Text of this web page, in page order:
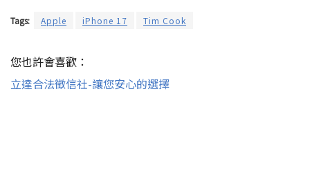
Tags: Apple iPhone 17 Tim Cook
您也許會喜歡：
立達合法徵信社-讓您安心的選擇